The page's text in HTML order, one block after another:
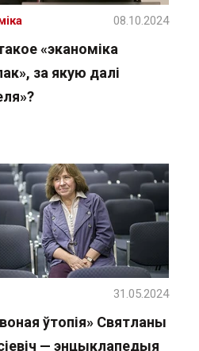
«эканоміка
за якую далі
08.10.2024
ўтопія» Святланы
— энцыклапедыя
31.05.2024